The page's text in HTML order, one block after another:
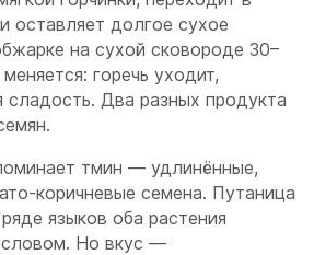
оставляет долгое сухое
на сухой сковороде 30–
горечь уходит,
сладость. Два разных продукта
тмин — удлинённые,
коричневые семена. Путаница
языков оба растения
Но вкус —